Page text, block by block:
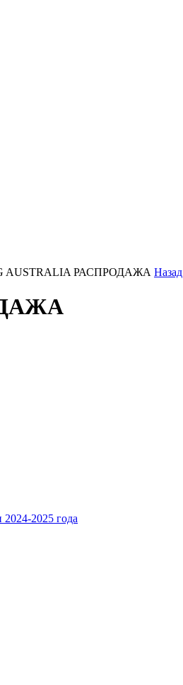
РАСПРОДАЖА Назад
2025 года